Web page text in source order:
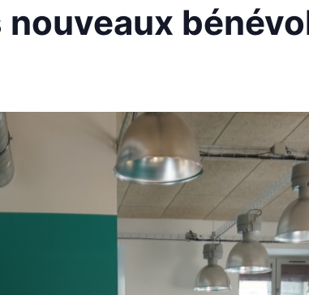
nouveaux